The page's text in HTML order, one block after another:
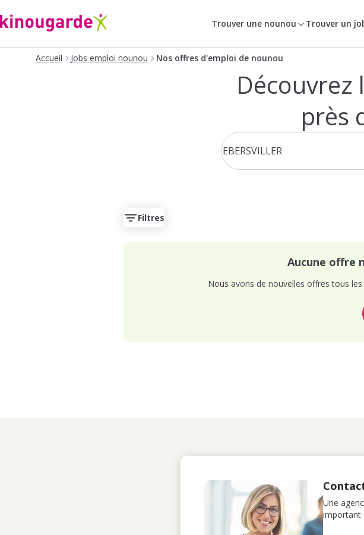
Trouver une nounou Trouver un
Accueil Jobs emploi nounou Nos offres d'emploi de nounou
Découvrez
près
Filtres
Aucune offre
Nous avons de nouvelles offres tous
Une
important